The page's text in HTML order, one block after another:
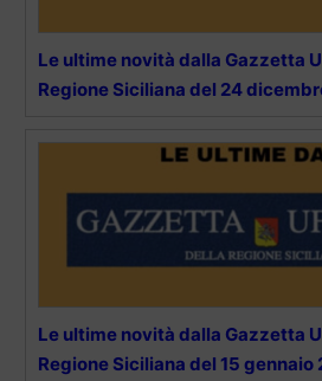
Le ultime novità dalla Gazzetta
Regione Siciliana del 24
Le ultime novità dalla Gazzetta
Regione Siciliana del 15 gennaio